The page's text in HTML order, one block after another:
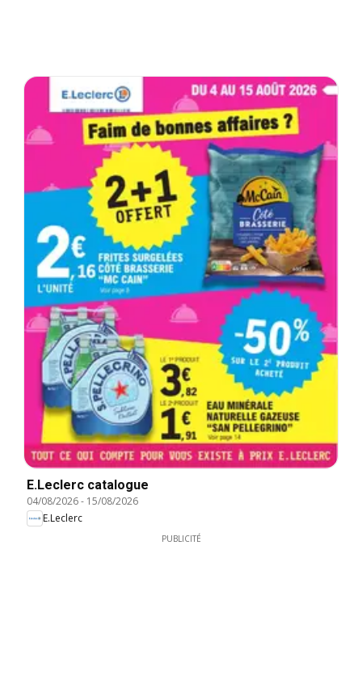
E.Leclerc catalogue
04/08/2026- 15/08/2026
E.Leclerc
PUBLICITÉ